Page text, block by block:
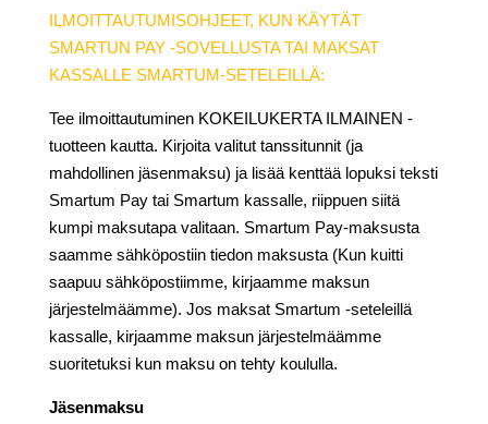
ILMOITTAUTUMISOHJEET, KUN KÄYTÄT
SMARTUN PAY -SOVELLUSTA TAI MAKSAT
KASSALLE SMARTUM-SETELEILLÄ:
Tee ilmoittautuminen KOKEILUKERTA ILMAINEN -
tuotteen kautta. Kirjoita valitut tanssitunnit (ja
mahdollinen jäsenmaksu) ja lisää kenttää lopuksi teksti
Smartum Pay tai Smartum kassalle, riippuen siitä
kumpi maksutapa valitaan. Smartum Pay-maksusta
saamme sähköpostiin tiedon maksusta (Kun kuitti
saapuu sähköpostiimme, kirjaamme maksun
järjestelmäämme). Jos maksat Smartum -seteleillä
kassalle, kirjaamme maksun järjestelmäämme
suoritetuksi kun maksu on tehty koululla.
Jäsenmaksu